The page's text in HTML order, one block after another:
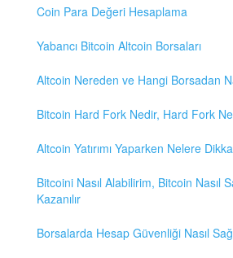
Coin Para Değeri Hesaplama
Yabancı Bitcoin Altcoin Borsaları
Altcoin Nereden ve Hangi Borsadan
Bitcoin Hard Fork Nedir, Hard Fork
Altcoin Yatırımı Yaparken Nelere
Bitcoini Nasıl Alabilirim, Bitcoin Nasıl
Kazanılır
Borsalarda Hesap Güvenliği Nasıl